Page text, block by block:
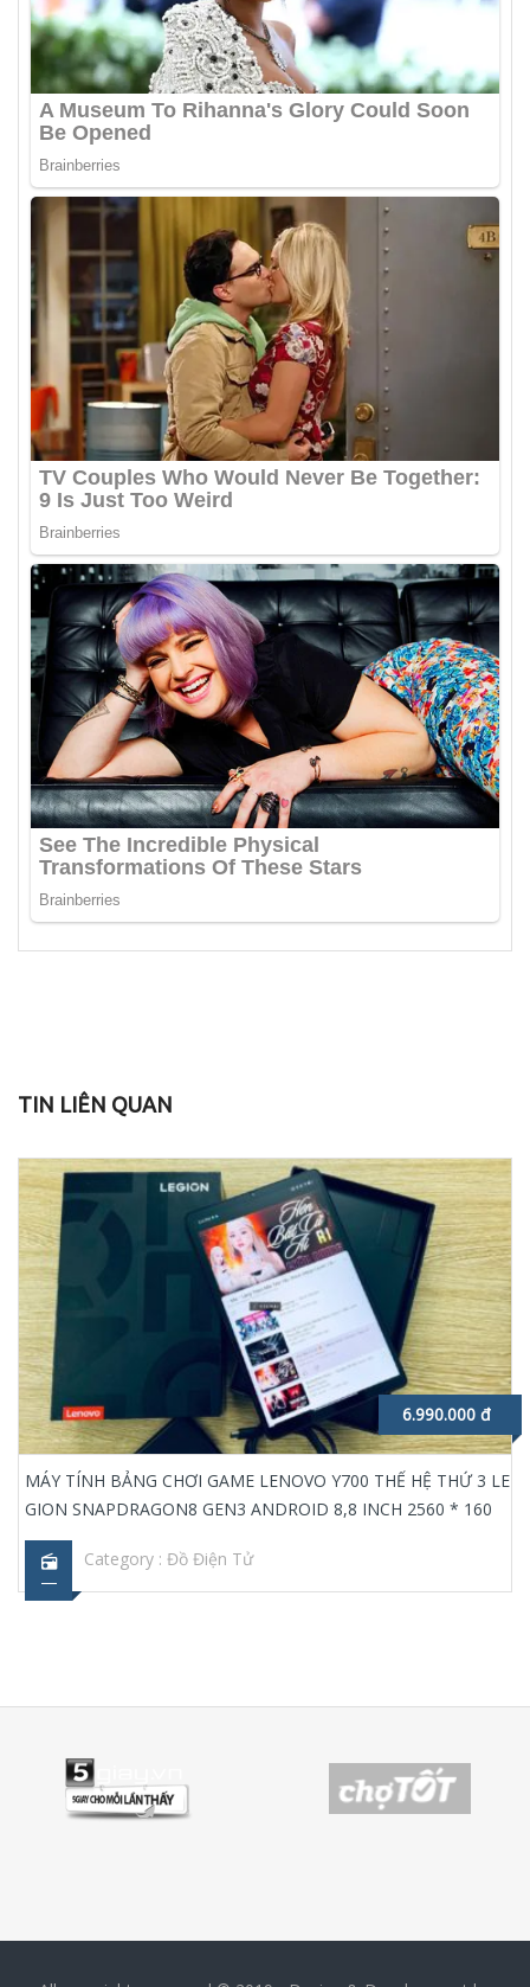
TIN LIÊN QUAN
6.990.000 đ
MÁY TÍNH BẢNG CHƠI GAME LENOVO Y700 THẾ HỆ THỨ 3 LE
GION SNAPDRAGON8 GEN3 ANDROID 8,8 INCH 2560 * 160
Category : Đồ Điện Tử